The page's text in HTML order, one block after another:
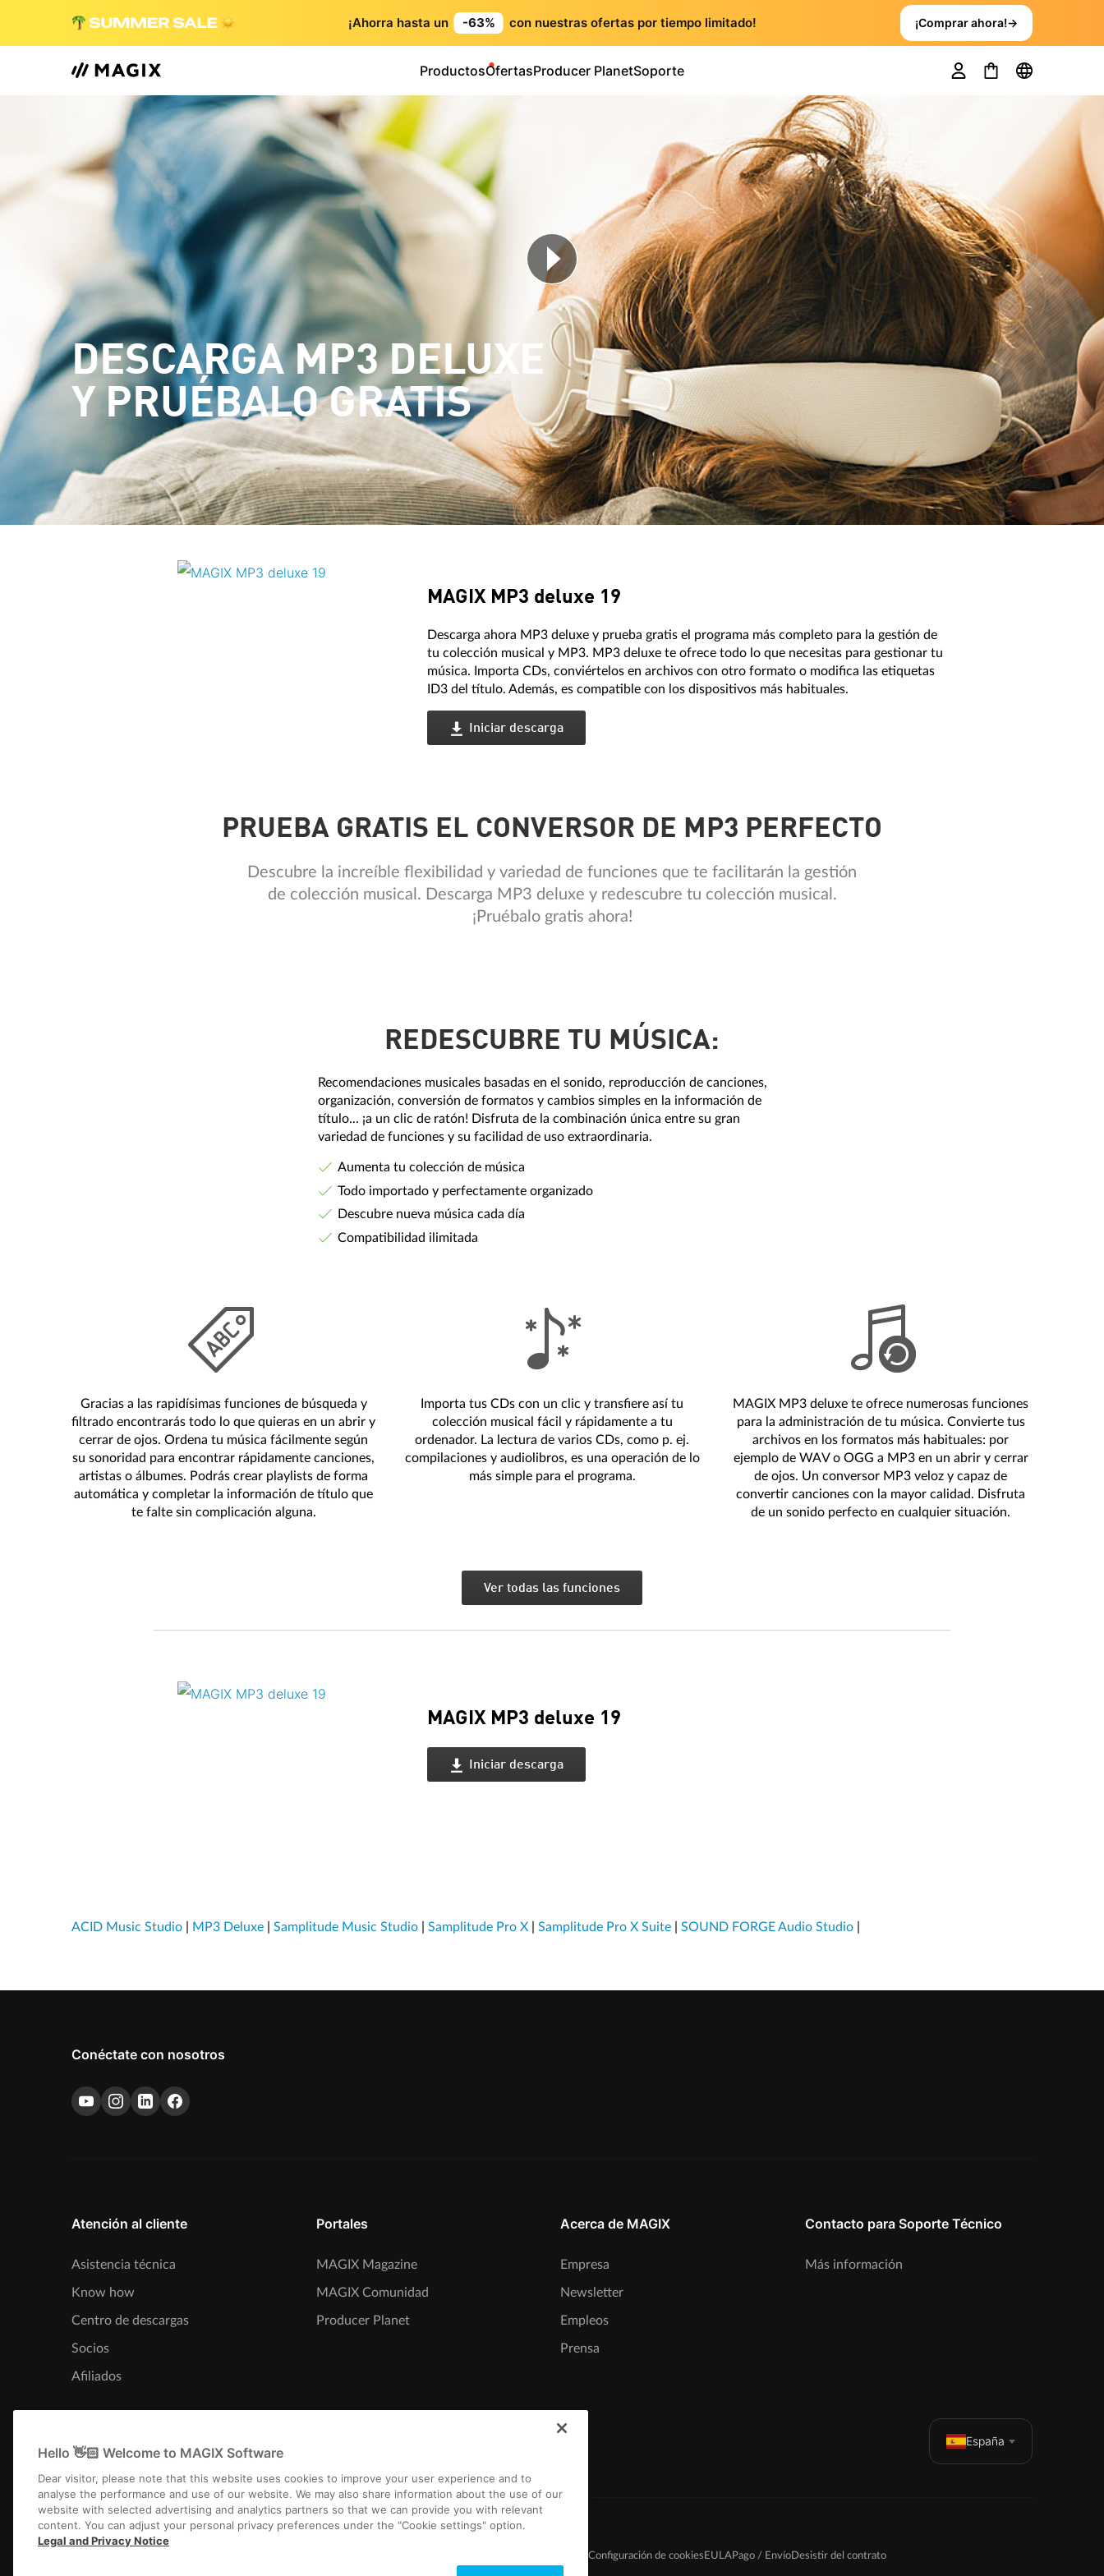
¡Ahorra hasta un -63% con nuestras ofertas por tiempo limitado! ¡Comprar ahora!→
ProductosOfertasProducer PlanetSoporte
DESCARGA MP3 DELUXE
Y PRUÉBALO GRATIS
MAGIX MP3 deluxe 19
Descarga ahora MP3 deluxe y prueba gratis el programa más completo para la gestión de
tu colección musical y MP3. MP3 deluxe te ofrece todo lo que necesitas para gestionar tu
música. Importa CDs, conviértelos en archivos con otro formato o modifica las etiquetas
ID3 del título. Además, es compatible con los dispositivos más habituales.
Iniciar descarga
PRUEBA GRATIS EL CONVERSOR DE MP3 PERFECTO
Descubre la increíble flexibilidad y variedad de funciones que te facilitarán la gestión
de colección musical. Descarga MP3 deluxe y redescubre tu colección musical.
¡Pruébalo gratis ahora!
REDESCUBRE TU MÚSICA:
Recomendaciones musicales basadas en el sonido, reproducción de canciones,
organización, conversión de formatos y cambios simples en la información de
título... ¡a un clic de ratón! Disfruta de la combinación única entre su gran
variedad de funciones y su facilidad de uso extraordinaria.
Aumenta tu colección de música
Todo importado y perfectamente organizado
Descubre nueva música cada día
Compatibilidad ilimitada
Gracias a las rapidísimas funciones de búsqueda y
filtrado encontrarás todo lo que quieras en un abrir y
cerrar de ojos. Ordena tu música fácilmente según
su sonoridad para encontrar rápidamente canciones,
artistas o álbumes. Podrás crear playlists de forma
automática y completar la información de título que
te falte sin complicación alguna.
Importa tus CDs con un clic y transfiere así tu
colección musical fácil y rápidamente a tu
ordenador. La lectura de varios CDs, como p. ej.
compilaciones y audiolibros, es una operación de lo
más simple para el programa.
MAGIX MP3 deluxe te ofrece numerosas funciones
para la administración de tu música. Convierte tus
archivos en los formatos más habituales: por
ejemplo de WAV o OGG a MP3 en un abrir y cerrar
de ojos. Un conversor MP3 veloz y capaz de
convertir canciones con la mayor calidad. Disfruta
de un sonido perfecto en cualquier situación.
Ver todas las funciones
MAGIX MP3 deluxe 19
Iniciar descarga
ACID Music Studio MP3 Deluxe Samplitude Music Studio Samplitude Pro X Samplitude Pro X Suite SOUND FORGE Audio Studio
Conéctate con nosotros
Atención al cliente
Asistencia técnica
Know how
Centro de descargas
Socios
Afiliados
Portales
MAGIX Magazine
MAGIX Comunidad
Producer Planet
Acerca de MAGIX
Empresa
Newsletter
Empleos
Prensa
Contacto para Soporte Técnico
Más información
España
Configuración de cookies EULAPago / EnvíoDesistir del contrato
Hello 👋🏻 Welcome to MAGIX Software
Dear visitor, please note that this website uses cookies to improve your user experience and to
analyse the performance and use of our website. We may also share information about the use of our
website with selected advertising and analytics partners so that we can provide you with relevant
content. You can adjust your personal privacy preferences under the "Cookie settings" option.
Legal and Privacy Notice